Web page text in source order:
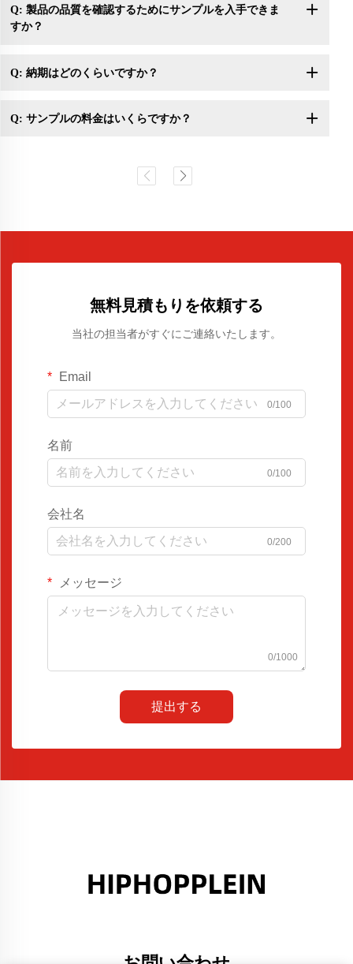
Q: 製品の品質を確認するためにサンプルを入手できま
すか？
Q: 納期はどのくらいですか？
Q: サンプルの料金はいくらですか？
無料見積もりを依頼する
当社の担当者がすぐにご連絡いたします。
Email
0/100
名前
0/100
会社名
0/200
メッセージ
0/1000
提出する